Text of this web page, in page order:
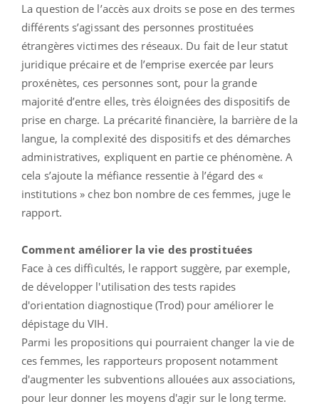
La question de l’accès aux droits se pose en des termes
différents s’agissant des personnes prostituées
étrangères victimes des réseaux. Du fait de leur statut
juridique précaire et de l’emprise exercée par leurs
proxénètes, ces personnes sont, pour la grande
majorité d’entre elles, très éloignées des dispositifs de
prise en charge. La précarité financière, la barrière de la
langue, la complexité des dispositifs et des démarches
administratives, expliquent en partie ce phénomène. A
cela s’ajoute la méfiance ressentie à l’égard des «
institutions » chez bon nombre de ces femmes, juge le
rapport.
Comment améliorer la vie des prostituées
Face à ces difficultés, le rapport suggère, par exemple,
de développer l'utilisation des tests rapides
d'orientation diagnostique (Trod) pour améliorer le
dépistage du VIH.
Parmi les propositions qui pourraient changer la vie de
ces femmes, les rapporteurs proposent notamment
d'augmenter les subventions allouées aux associations,
pour leur donner les moyens d'agir sur le long terme.